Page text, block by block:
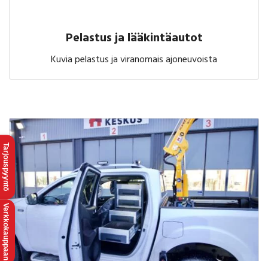
Pelastus ja lääkintäautot
Kuvia pelastus ja viranomais ajoneuvoista
Tarjouspyyntö
Verkkokauppaan